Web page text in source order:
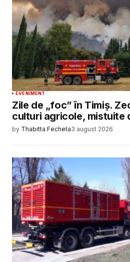
EVENIMENT
Zile de „foc” în Timiș.
culturi agricole, mistuite
by Thabitta Fecheta3 august 2026